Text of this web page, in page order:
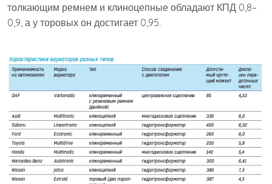
толкающим ремнем и клиноцепные обладают КПД 0,8–
0,9, а у торовых он достигает 0,95.